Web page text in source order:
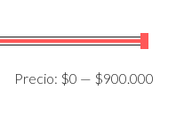
Precio: $0 — $900.000